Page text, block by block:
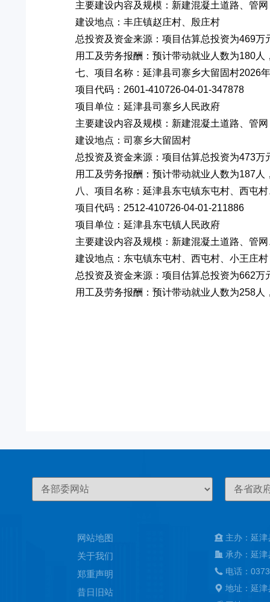
主要建设内容及规模：新建混凝土道路、管网
建设地点：丰庄镇赵庄村、殷庄村
总投资及资金来源：项目估算总投资为469
用工及劳务报酬：预计带动就业人数为180
七、项目名称：延津县司寨乡大留固村2026
项目代码：2601-410726-04-01-347878
项目单位：延津县司寨乡人民政府
主要建设内容及规模：新建混凝土道路、管网
建设地点：司寨乡大留固村
总投资及资金来源：项目估算总投资为473
用工及劳务报酬：预计带动就业人数为187
八、项目名称：延津县东屯镇东屯村、西屯
项目代码：2512-410726-04-01-211886
项目单位：延津县东屯镇人民政府
主要建设内容及规模：新建混凝土道路、管
建设地点：东屯镇东屯村、西屯村、小王庄村
总投资及资金来源：项目估算总投资为662
用工及劳务报酬：预计带动就业人数为258
网站地图
关于我们
郑重声明
昔日旧站
主办：延
承办：延
电话：
地址：延